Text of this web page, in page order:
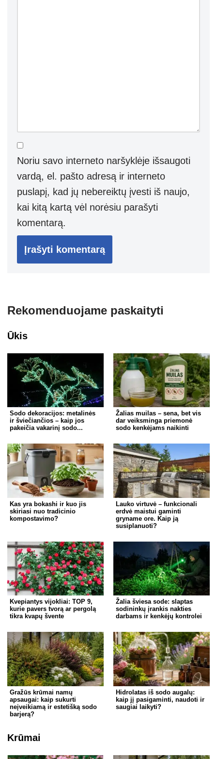
Noriu savo interneto naršyklėje išsaugoti
vardą, el. pašto adresą ir interneto
puslapį, kad jų nebereiktų įvesti iš naujo,
kai kitą kartą vėl norėsiu parašyti
komentarą.
Rekomenduojame paskaityti
Ūkis
Sodo dekoracijos: metalinės
ir šviečiančios – kaip jos
pakeičia vakarinį sodo...
Žalias muilas – sena, bet vis
dar veiksminga priemonė
sodo kenkėjams naikinti
Kas yra bokashi ir kuo jis
skiriasi nuo tradicinio
kompostavimo?
Lauko virtuvė – funkcionali
erdvė maistui gaminti
gryname ore. Kaip ją
susiplanuoti?
Kvepiantys vijokliai: TOP 9,
kurie pavers tvorą ar pergolą
tikra kvapų švente
Žalia šviesa sode: slaptas
sodininkų įrankis nakties
darbams ir kenkėjų kontrolei
Gražūs krūmai namų
apsaugai: kaip sukurti
neįveikiamą ir estetišką sodo
barjerą?
Hidrolatas iš sodo augalų:
kaip jį pasigaminti, naudoti ir
saugiai laikyti?
Krūmai